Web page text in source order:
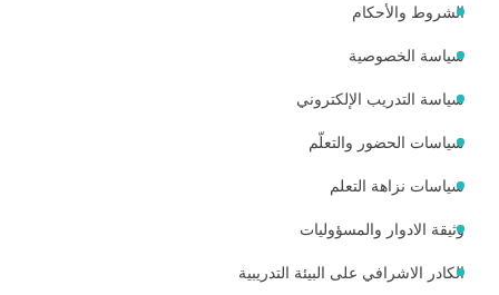
الشروط والأحكام
سياسة الخصوصية
سياسة التدريب الإلكتروني
سياسات الحضور والتعلّم
سياسات نزاهة التعلم
وثيقة الادوار والمسؤوليات
الكادر الاشرافي على البيئة التدريبية